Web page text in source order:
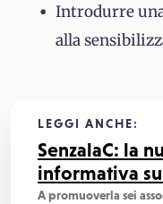
Introdurre
alla
LEGGI ANCHE:
SenzalaC: la
informativa
A promuoverla sei